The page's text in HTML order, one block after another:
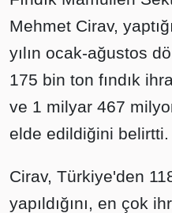
Mehmet Cirav,
yılın ocak-ağustos
175 bin ton fındık
ve 1 milyar 467
elde edildiğini belirtti.
Cirav, Türkiye'den
yapıldığını, en çok